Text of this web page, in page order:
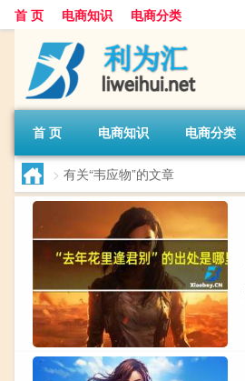
首 页 电商知识 电商分类
首 页 电商知识 电商分类
> 有关“韦应物”的文章